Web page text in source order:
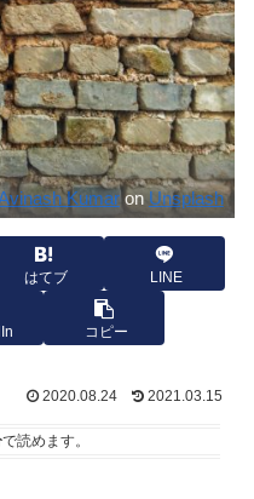
KumaronUnsplash
はてブ LINE
コピー
2020.08.24 2021.03.15
で読めます。